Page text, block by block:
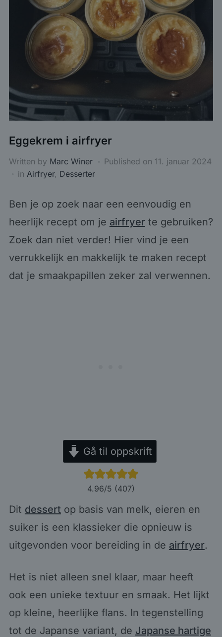
Eggekrem i airfryer
Written by Marc Winer Published on 11. januar 2024
in Airfryer, Desserter
Ben je op zoek naar een eenvoudig en
heerlijk recept om je airfryerte gebruiken?
Zoek dan niet verder! Hier vind je een
verrukkelijk en makkelijk te maken recept
dat je smaakpapillen zeker zal verwennen.
Gå til oppskrift
4.96/5 (407)
Dit dessert op basis van melk, eieren en
suiker is een klassieker die opnieuw is
uitgevonden voor bereiding in de airfryer.
Het is niet alleen snel klaar, maar heeft
ook een unieke textuur en smaak. Het lijkt
op kleine, heerlijke flans. In tegenstelling
tot de Japanse variant, de Japanse hartige